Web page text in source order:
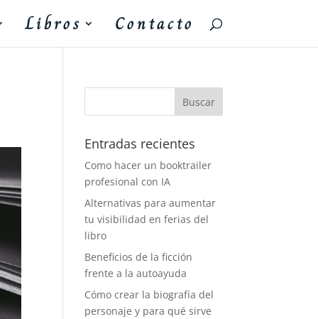
Libros Contacto
Entradas recientes
Como hacer un booktrailer
profesional con IA
Alternativas para aumentar
tu visibilidad en ferias del
libro
Beneficios de la ficción
frente a la autoayuda
Cómo crear la biografía del
personaje y para qué sirve